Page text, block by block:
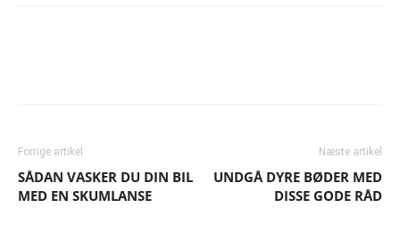
Forrige artikel
SÅDAN VASKER DU DIN BIL
MED EN SKUMLANSE
Næste artikel
UNDGÅ DYRE BØDER MED
DISSE GODE RÅD